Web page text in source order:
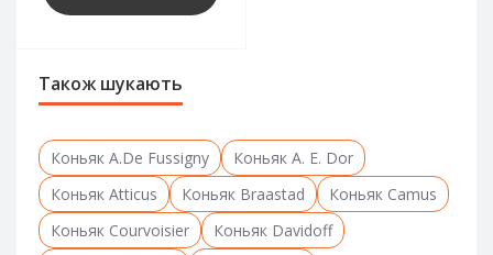
Також шукають
Коньяк A.De Fussigny
Коньяк A. E. Dor
Коньяк Atticus
Коньяк Braastad
Коньяк Camus
Коньяк Courvoisier
Коньяк Davidoff